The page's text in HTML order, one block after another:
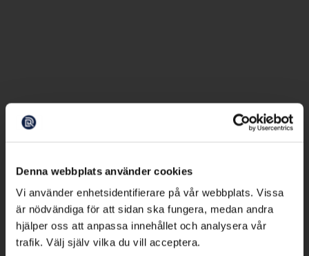
Denna webbplats använder cookies
Vi använder enhetsidentifierare på vår webbplats. Vissa
är nödvändiga för att sidan ska fungera, medan andra
hjälper oss att anpassa innehållet och analysera vår
trafik. Välj själv vilka du vill acceptera.